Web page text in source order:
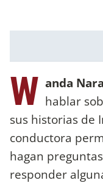
W anda Nara
hablar
sus historias de
conductora
hagan
responder